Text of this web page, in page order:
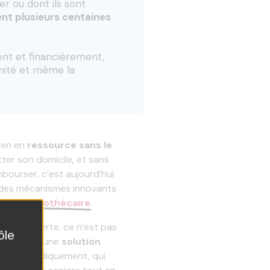
ou dont ils sont
plusieurs centaines
et financièrement,
et même la
en ressource sans le
son domicile, et sans
c’est aujourd’hui
mécanismes innovants
hypothécaire.
vente à perte, ce n’est pas
: c’est une solution
juridiquement, qui